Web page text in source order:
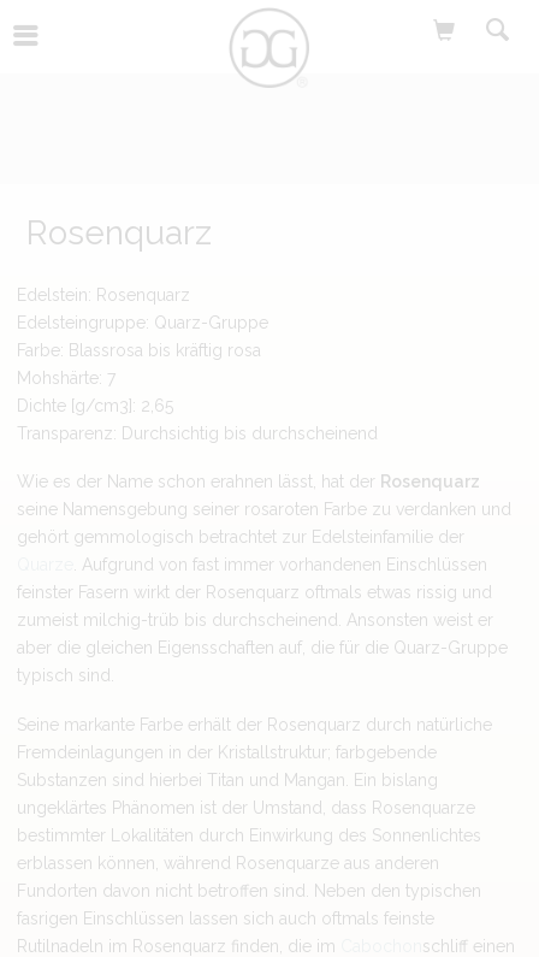
Rosenquarz
Edelstein: Rosenquarz
Edelsteingruppe: Quarz-Gruppe
Farbe: Blassrosa bis kräftig rosa
Mohshärte: 7
Dichte [g/cm3]: 2,65
Transparenz: Durchsichtig bis durchscheinend
Wie es der Name schon erahnen lässt, hat der Rosenquarz
seine Namensgebung seiner rosaroten Farbe zu verdanken und
gehört gemmologisch betrachtet zur Edelsteinfamilie der
. Aufgrund von fast immer vorhandenen Einschlüssen
feinster Fasern wirkt der Rosenquarz oftmals etwas rissig und
zumeist milchig-trüb bis durchscheinend. Ansonsten weist er
aber die gleichen Eigensschaften auf, die für die Quarz-Gruppe
typisch sind.
Seine markante Farbe erhält der Rosenquarz durch natürliche
Fremdeinlagungen in der Kristallstruktur; farbgebende
Substanzen sind hierbei Titan und Mangan. Ein bislang
ungeklärtes Phänomen ist der Umstand, dass Rosenquarze
bestimmter Lokalitäten durch Einwirkung des Sonnenlichtes
erblassen können, während Rosenquarze aus anderen
Fundorten davon nicht betroffen sind. Neben den typischen
fasrigen Einschlüssen lassen sich auch oftmals feinste
Rutilnadeln im Rosenquarz finden, die im
schliff einen